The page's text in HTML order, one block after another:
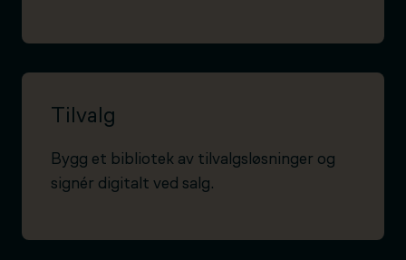
Tilvalg
Bygg et bibliotek av tilvalgsløsninger og
signér digitalt ved salg.